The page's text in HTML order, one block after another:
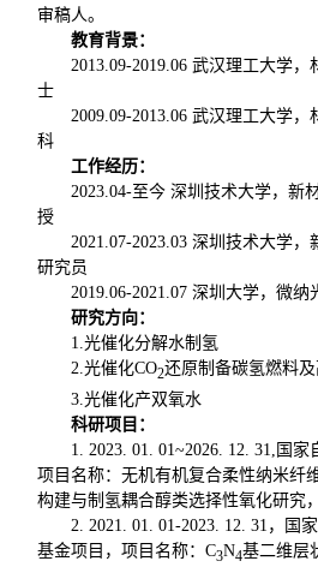
审稿人。
教育背景：
2013.09-2019.06 武汉理工大学
士
2009.09-2013.06 武汉理工大学
科
工作经历：
2023.04-至今 深圳技术大学，新
授
2021.07-2023.03 深圳技术大学
研究员
2019.06-2021.07 深圳大学，微
研究方向：
1.光催化分解水制氢
2.光催化CO2还原制备碳氢燃料
3.光催化产双氧水
科研项目：
1. 2023. 01. 01~2026. 12. 31,国家
项目名称：无机有机复合柔性纳米纤
构建与制氢耦合醇类选择性氧化研究
2. 2021. 01. 01-2023. 12. 31，国
基金项目，项目名称：C3N4基二维层